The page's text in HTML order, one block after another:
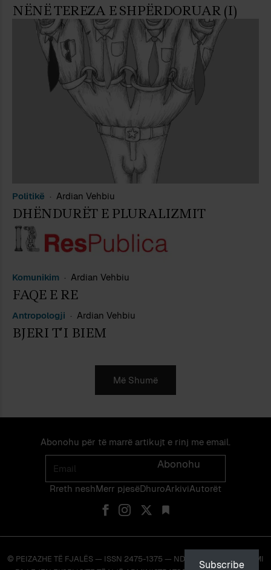
NËNË TEREZA E SHPËRDORUAR (I)
Politikë Ardian Vehbiu
DHËNDURËT E PLURALIZMIT
Komunikim Ardian Vehbiu
FAQE E RE
Antropologji Ardian Vehbiu
BJERI T’I BIEM
Më Shumë
Abonohu për të marrë artikujt e rinj me email.
Email
Abonohu
Rreth neshMerr pjes​​ë​DhuroArkiviAutorët
© PEIZAZHE TË FJALËS — ISSN 2475-1375 — NDALOHET RIPRODHIMI
Subscribe